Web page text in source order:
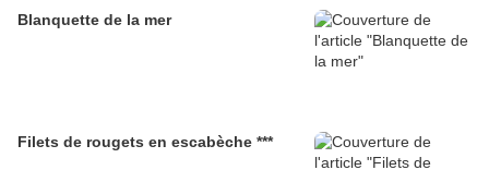
Blanquette de la mer
Filets de rougets en escabèche ***